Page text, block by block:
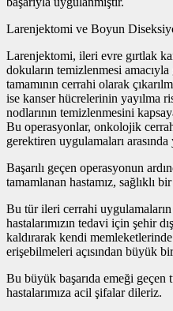
Larenjektomi ve Boyun
Larenjektomi, ileri evre gırtlak
dokuların temizlenmesi amacıyla
tamamının cerrahi olarak
ise kanser hücrelerinin yayılma
nodlarının temizlenmesini
Bu operasyonlar, onkolojik
gerektiren uygulamaları arasında
Başarılı geçen operasyonun
tamamlanan hastamız, sağlıklı
Bu tür ileri cerrahi
hastalarımızın tedavi için şehir
kaldırarak kendi
erişebilmeleri açısından büyük
Bu büyük başarıda emeği geçen
hastalarımıza acil şifalar dileriz.